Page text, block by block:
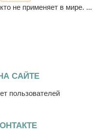
не применяет в мире. ...
САЙТЕ
пользователей